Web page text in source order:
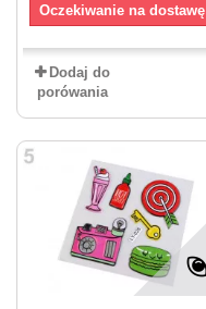
Oczekiwanie na dostawę
Dodaj do
porówania